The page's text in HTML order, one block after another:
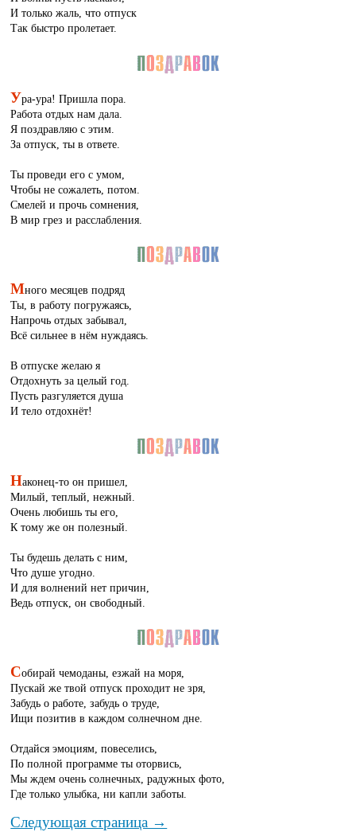
И только жаль, что отпуск
Так быстро пролетает.
Ура-ура! Пришла пора.
Работа отдых нам дала.
Я поздравляю с этим.
За отпуск, ты в ответе.
Ты проведи его с умом,
Чтобы не сожалеть, потом.
Смелей и прочь сомнения,
В мир грез и расслабления.
Много месяцев подряд
Ты, в работу погружаясь,
Напрочь отдых забывал,
Всё сильнее в нём нуждаясь.
В отпуске желаю я
Отдохнуть за целый год.
Пусть разгуляется душа
И тело отдохнёт!
Наконец-то он пришел,
Милый, теплый, нежный.
Очень любишь ты его,
К тому же он полезный.
Ты будешь делать с ним,
Что душе угодно.
И для волнений нет причин,
Ведь отпуск, он свободный.
Собирай чемоданы, езжай на моря,
Пускай же твой отпуск проходит не зря,
Забудь о работе, забудь о труде,
Ищи позитив в каждом солнечном дне.
Отдайся эмоциям, повеселись,
По полной программе ты оторвись,
Мы ждем очень солнечных, радужных фото,
Где только улыбка, ни капли заботы.
Следующая страница →